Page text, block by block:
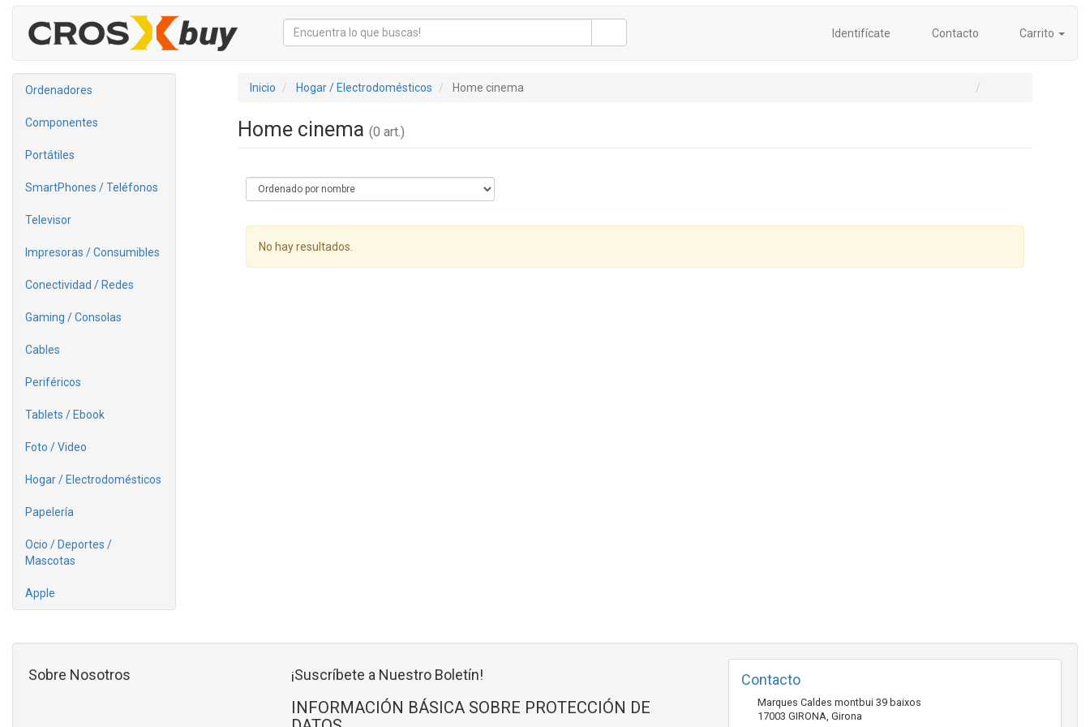
Identifícate Contacto Carrito
Ordenadores
Componentes
Portátiles
SmartPhones / Teléfonos
Televisor
Impresoras / Consumibles
Conectividad / Redes
Gaming / Consolas
Cables
Periféricos
Tablets / Ebook
Foto / Video
Hogar / Electrodomésticos
Papelería
Ocio / Deportes /
Mascotas
Apple
Inicio Hogar / Electrodomésticos Home cinema
Home cinema (0 art.)
No hay resultados.
Sobre Nosotros ¡Suscríbete a Nuestro Boletín!
INFORMACIÓN BÁSICA SOBRE PROTECCIÓN DE
Contacto
Marques Caldes montbui 39 baixos
17003 GIRONA, Girona